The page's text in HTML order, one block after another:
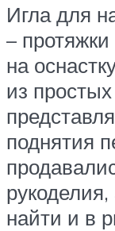
Игла для
–
на
из
поднятия
найти и в